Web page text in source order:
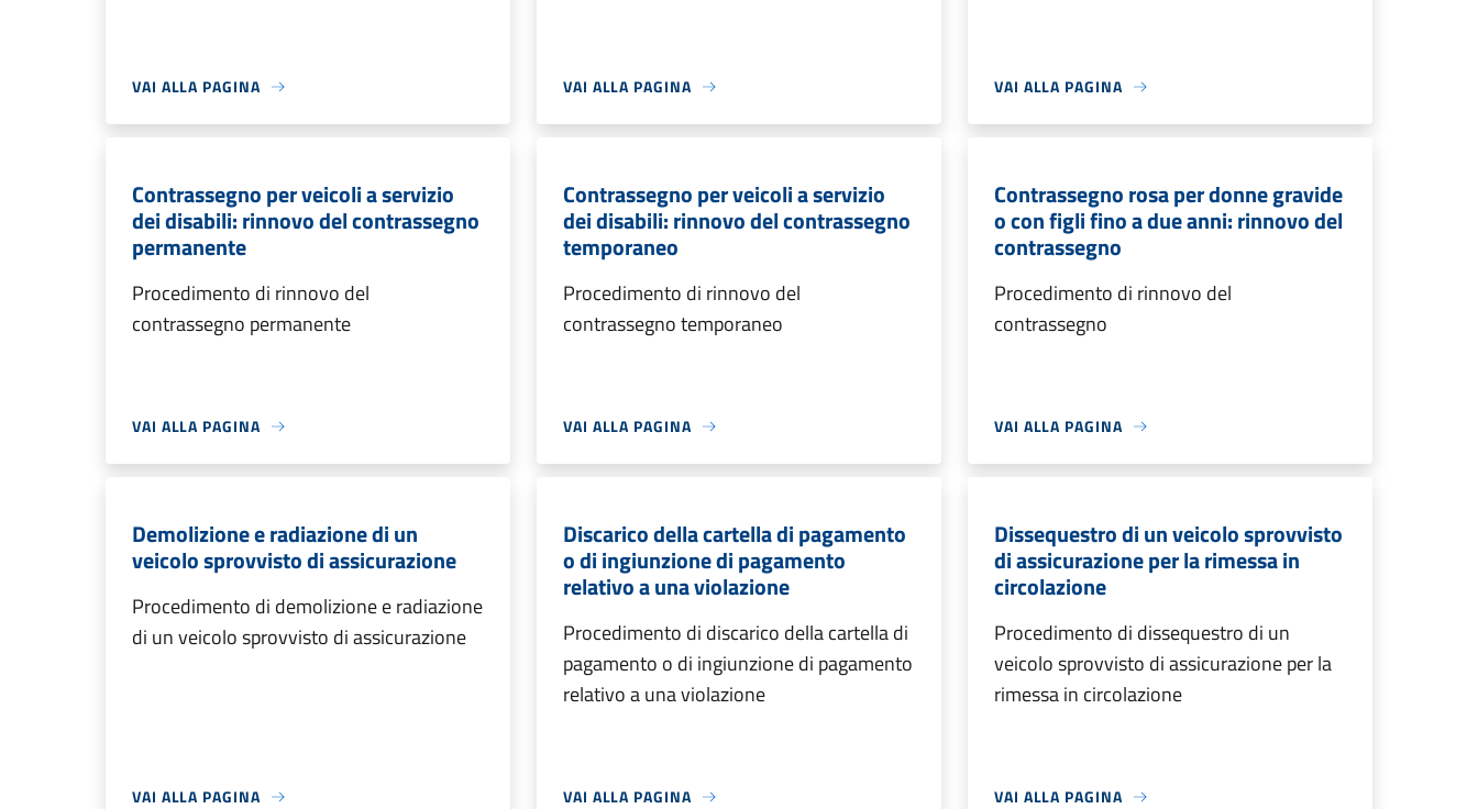
VAI ALLA PAGINA VAI ALLA PAGINA VAI ALLA PAGINA
Contrassegno per veicoli a servizio
dei disabili: rinnovo del contrassegno
permanente
Procedimento di rinnovo del
contrassegno permanente
VAI ALLA PAGINA
Contrassegno per veicoli a servizio
dei disabili: rinnovo del contrassegno
temporaneo
Procedimento di rinnovo del
contrassegno temporaneo
VAI ALLA PAGINA
Contrassegno rosa per donne gravide
o con figli fino a due anni: rinnovo del
contrassegno
Procedimento di rinnovo del
contrassegno
VAI ALLA PAGINA
Demolizione e radiazione di un
veicolo sprovvisto di assicurazione
Procedimento di demolizione e radiazione
di un veicolo sprovvisto di assicurazione
VAI ALLA PAGINA
Discarico della cartella di pagamento
o di ingiunzione di pagamento
relativo a una violazione
Procedimento di discarico della cartella di
pagamento o di ingiunzione di pagamento
relativo a una violazione
VAI ALLA PAGINA
Dissequestro di un veicolo sprovvisto
di assicurazione per la rimessa in
circolazione
Procedimento di dissequestro di un
veicolo sprovvisto di assicurazione per la
rimessa in circolazione
VAI ALLA PAGINA